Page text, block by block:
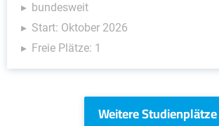
bundesweit
Start: Oktober 2026
Freie Plätze: 1
Weitere Studienplätze